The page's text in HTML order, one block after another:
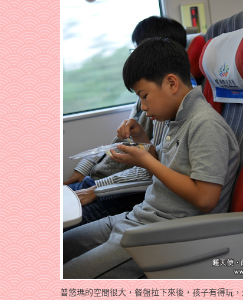
普悠瑪的空間很大，餐盤拉下來後，孩子有得玩